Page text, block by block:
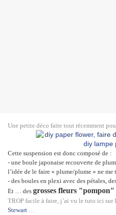
Une petite déco faite tout récemment
Cette suspension est donc composé de :
- une boule japonaise recouverte de
l’idée de le faire « plume/plume » ne me
- des boules en plexi avec des pétales,
Et … des grosses fleurs
TROP facile à faire, j’ai vu le tuto ici sur
Stewart …